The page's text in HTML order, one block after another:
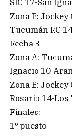
SIC 17-San
Zona B: Jockey
Tucumán RC
Fecha 3
Zona A:
Ignacio 10-
Zona B: Jockey
Rosario 14-Los
Finales:
1º puesto